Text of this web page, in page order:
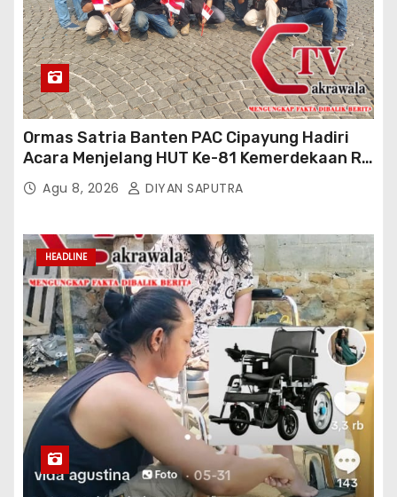
Ormas Satria Banten PAC Cipayung Hadiri
Acara Menjelang HUT Ke-81 Kemerdekaan RI
Di Silang Monas
Agu 8, 2026 DIYAN SAPUTRA
HEADLINE